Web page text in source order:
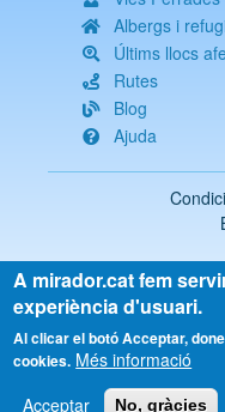
Albergs i
Últims llocs
Rutes
Blog
Ajuda
Tots
A mirador.cat fem
experiència d'usuari.
Al clicar el botó Acceptar,
cookies. Més informació
Acceptar
No, gràcies